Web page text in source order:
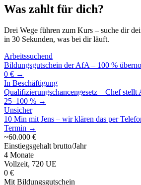
Was zahlt für dich?
Drei Wege führen zum Kurs – suche dir
in 30 Sekunden, was bei dir läuft.
Arbeitssuchend
Bildungsgutschein der AfA – 100 %
0 € →
In Beschäftigung
Qualifizierungschancengesetz – Chef stellt
25–100 % →
Unsicher
10 Min mit Jens – wir klären das per
Termin →
~60.000 €
Einstiegsgehalt brutto/Jahr
4 Monate
Vollzeit, 720 UE
0 €
Mit Bildungsgutschein